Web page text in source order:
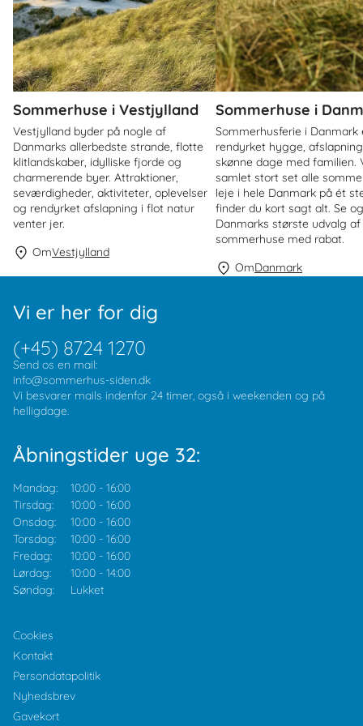
Sommerhuse i Vestjylland
Vestjylland byder på nogle af
Danmarks allerbedste strande, flotte
klitlandskaber, idylliske fjorde og
charmerende byer. Attraktioner,
seværdigheder, aktiviteter, oplevelser
og rendyrket afslapning i flot natur
venter jer.
OmVestjylland
Sommerhuse i
Sommerhusferie i Danmark
rendyrket hygge,
skønne dage med familien.
samlet stort set alle
leje i hele Danmark på ét
finder du kort sagt alt. Se
Danmarks største udvalg af
sommerhuse med rabat.
OmDanmark
Vi er her for dig
(+45) 8724 1270
Send os en mail:
info@sommerhus-siden.dk
Vi besvarer mails indenfor 24 timer, også i weekenden og på
helligdage.
Åbningstider uge 32:
Mandag: 10:00 - 16:00
Tirsdag:
10:00 - 16:00
Onsdag:
10:00 - 16:00
Torsdag:
10:00 - 16:00
Fredag:
10:00 - 16:00
Lørdag:
10:00 - 14:00
Søndag:
Lukket
Cookies
Kontakt
Persondatapolitik
Nyhedsbrev
Gavekort